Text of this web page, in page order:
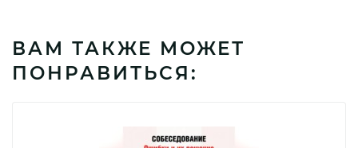
ВАМ ТАКЖЕ МОЖЕТ
ПОНРАВИТЬСЯ: